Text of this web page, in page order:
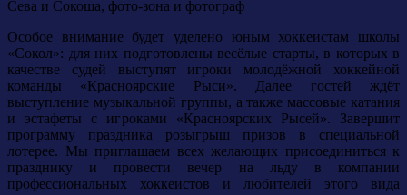
Сева и Сокоша, фото-зона и фотограф
Особое внимание будет уделено юным хоккеистам школы
«Сокол»: для них подготовлены весёлые старты, в которых в
качестве судей выступят игроки молодёжной хоккейной
команды «Красноярские Рыси». Далее гостей ждёт
выступление музыкальной группы, а также массовые катания
и эстафеты с игроками «Красноярских Рысей». Завершит
программу праздника розыгрыш призов в специальной
лотерее. Мы приглашаем всех желающих присоединиться к
празднику и провести вечер на льду в компании
профессиональных хоккеистов и любителей этого вида